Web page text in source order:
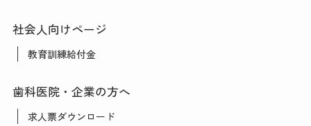
社会人向けページ
教育訓練給付金
歯科医院・企業の方へ
求人票ダウンロード